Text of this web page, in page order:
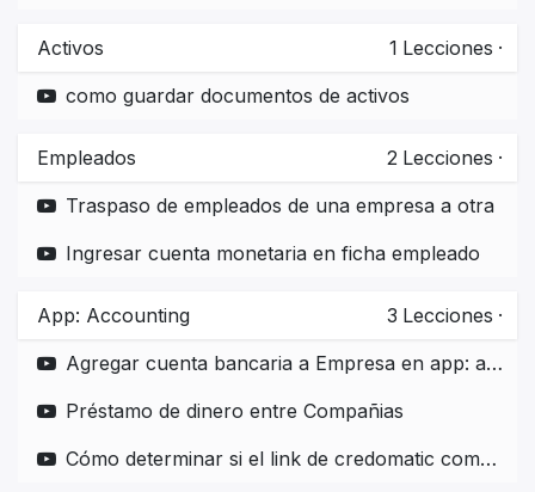
Activos 1 Lecciones ·
como guardar documentos de activos
Empleados 2 Lecciones ·
Traspaso de empleados de una empresa a otra
Ingresar cuenta monetaria en ficha empleado
App: Accounting 3 Lecciones ·
Agregar cuenta bancaria a Empresa en app: accounting
Préstamo de dinero entre Compañias
Cómo determinar si el link de credomatic compass está funcionando correctamente